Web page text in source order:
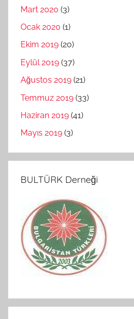
Mart 2020 (3)
Ocak 2020 (1)
Ekim 2019 (20)
Eylül 2019 (37)
Ağustos 2019 (21)
Temmuz 2019 (33)
Haziran 2019 (41)
Mayıs 2019 (3)
BULTÜRK Derneği